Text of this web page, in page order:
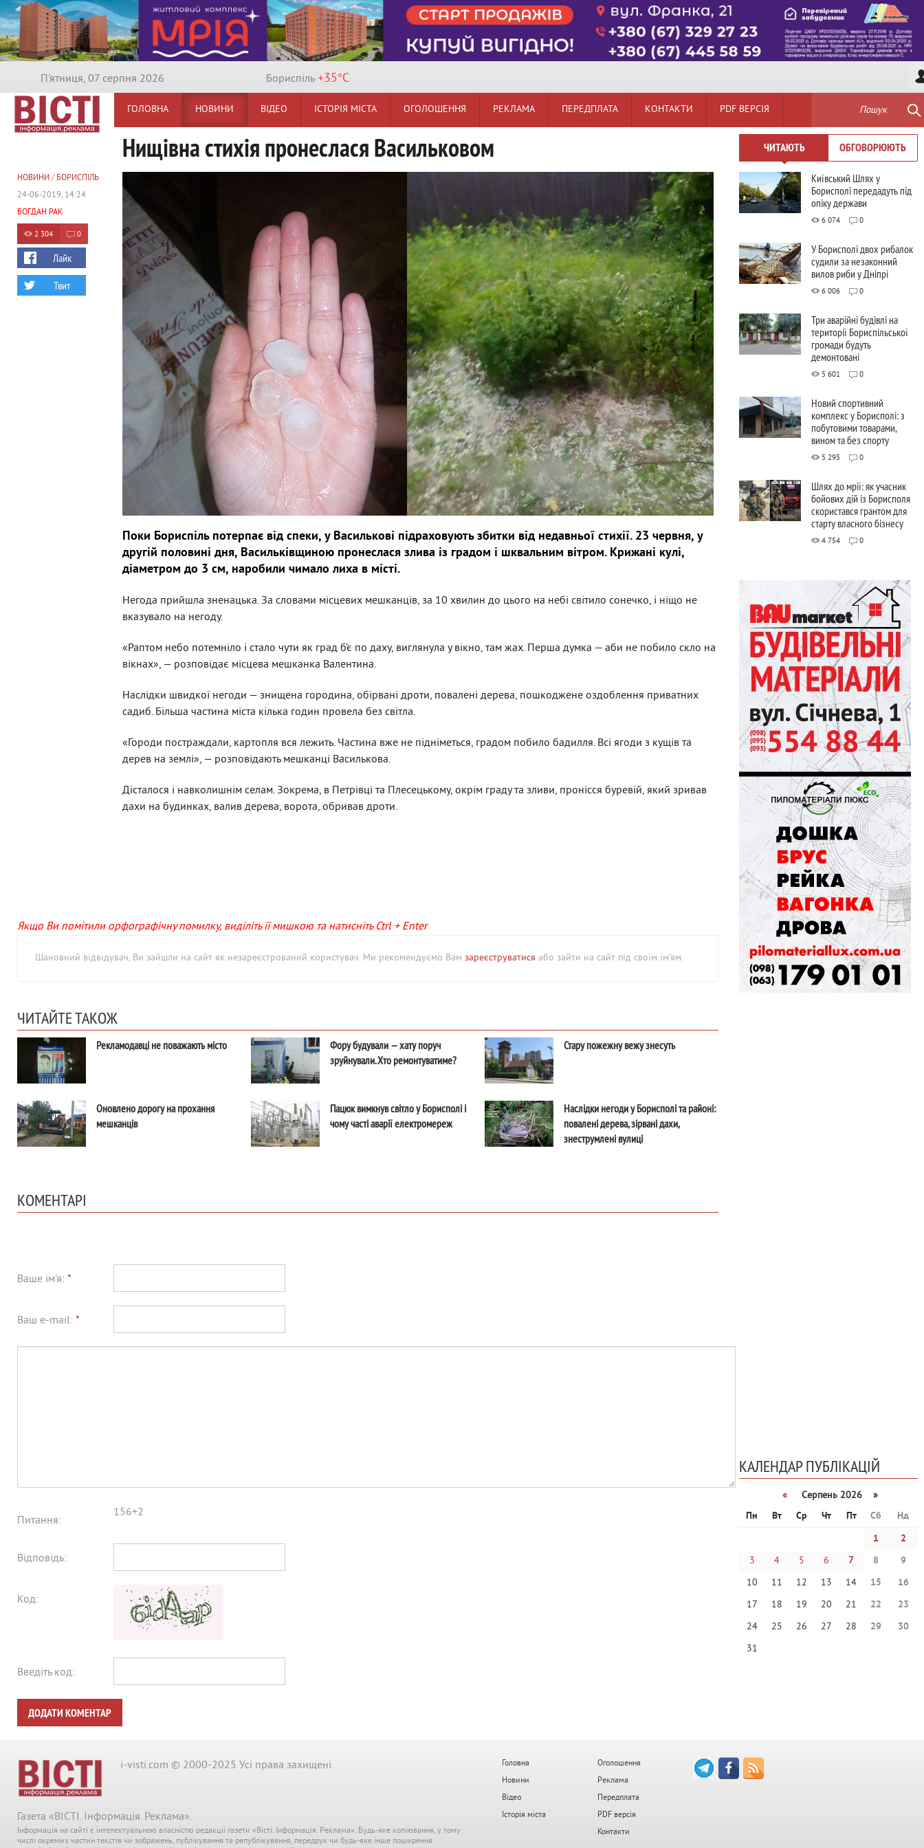
П'ятниця, 07 серпня 2026 Бориспiль +35°C
ГОЛОВНА НОВИНИ ВІДЕО ІСТОРІЯ МІСТА ОГОЛОШЕННЯ РЕКЛАМА ПЕРЕДПЛАТА КОНТАКТИ PDF ВЕРСІЯ Пошук
Нищівна стихія пронеслася Васильковом
Поки Бориспіль потерпає від спеки, у Василькові підраховують збитки від недавньої стихії. 23 червня, у
другій половині дня, Васильківщиною пронеслася злива із градом і шквальним вітром. Крижані кулі,
діаметром до 3 см, наробили чимало лиха в місті.
Негода прийшла зненацька. За словами місцевих мешканців, за 10 хвилин до цього на небі світило сонечко, і ніщо не
вказувало на негоду.
«Раптом небо потемніло і стало чути як град б’є по даху, виглянула у вікно, там жах. Перша думка — аби не побило скло на
вікнах», — розповідає місцева мешканка Валентина.
Наслідки швидкої негоди — знищена городина, обірвані дроти, повалені дерева, пошкоджене оздоблення приватних
садиб. Більша частина міста кілька годин провела без світла.
«Городи постраждали, картопля вся лежить. Частина вже не підніметься, градом побило бадилля. Всі ягоди з кущів та
дерев на землі», — розповідають мешканці Василькова.
Дісталося і навколишнім селам. Зокрема, в Петрівці та Плесецькому, окрім граду та зливи, пронісся буревій, який зривав
дахи на будинках, валив дерева, ворота, обривав дроти.
НОВИНИ/ БОРИСПІЛЬ
24-06-2019, 14:24
БОГДАН РАК
2 304 0
Лайк
Твит
Якщо Ви помітили орфографічну помилку, виділіть її мишкою та натисніть Ctrl + Enter
Шановний відвідувач, Ви зайшли на сайт як незареєстрований користувач. Ми рекомендуємо Вам зареєструватися або зайти на сайт під своїм ім'ям.
ЧИТАЙТЕ ТАКОЖ
Рекламодавці не поважають місто
Фору будували — хату поруч
зруйнували. Хто ремонтуватиме?
Стару пожежну вежу знесуть
Оновлено дорогу на прохання
мешканців
Пацюк вимкнув світло у Борисполі і
чому часті аварії електромереж
Наслідки негоди у Борисполі та районі:
повалені дерева, зірвані дахи,
знеструмлені вулиці
КОМЕНТАРІ
Ваше ім'я: *
Ваш e-mail: *
Питання:
156+2
Відповідь:
Код:
Введіть код:
ДОДАТИ КОМЕНТАР
ЧИТАЮТЬ ОБГОВОРЮЮТЬ
Київський Шлях у
Борисполі передадуть під
опіку держави
6 074 0
У Борисполі двох рибалок
судили за незаконний
вилов риби у Дніпрі
6 006 0
Три аварійні будівлі на
території Бориспільської
громади будуть
демонтовані
5 601 0
Новий спортивний
комплекс у Борисполі: з
побутовими товарами,
вином та без спорту
5 295 0
Шлях до мрії: як учасник
бойових дій із Борисполя
скористався грантом для
старту власного бізнесу
4 754 0
КАЛЕНДАР ПУБЛІКАЦІЙ
«
Серпень 2026 »
Пн
Вт Ср Чт Пт Сб
Нд
1
2
3
4 5 6 7 8
9
10
11 12 13 14 15
16
17
18 19 20 21 22
23
24
25 26 27 28 29
30
31
i-visti.com © 2000-2025 Усі права захищені.
Газета «ВІСТІ. Інформація. Реклама».
Інформація на сайті є інтелектуальною власністю редакції газети «Вісті. Інформація. Реклама». Будь-яке копіювання, у тому
числі окремих частин текстів чи зображень, публікування та републікування, передрук чи будь-яке інше поширення
Головна
Новини
Відео
Історія міста
Оголошення
Реклама
Передплата
PDF версія
Контакти